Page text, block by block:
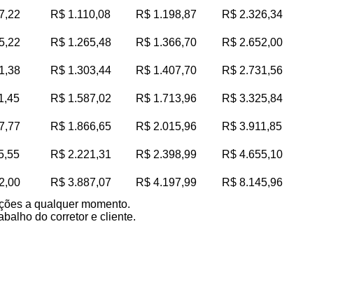
R$ 1.110,08 R$ 1.198,87
R$ 2.326,34
R$ 1.265,48 R$ 1.366,70
R$ 2.652,00
R$ 1.303,44 R$ 1.407,70
R$ 2.731,56
R$ 1.587,02 R$ 1.713,96
R$ 3.325,84
R$ 1.866,65 R$ 2.015,96
R$ 3.911,85
R$ 2.221,31 R$ 2.398,99
R$ 4.655,10
R$ 3.887,07 R$ 4.197,99
R$ 8.145,96
a qualquer momento.
do corretor e cliente.